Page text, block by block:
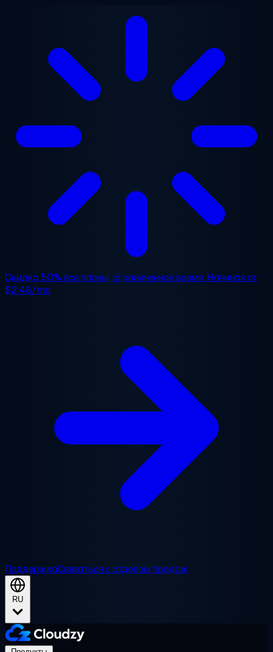
Перейти к основному содержанию
Скидка 50% все планы, ограниченное время. Начиная от
$2.48/mo
ПоддержкаСвязаться с отделом продаж
RU